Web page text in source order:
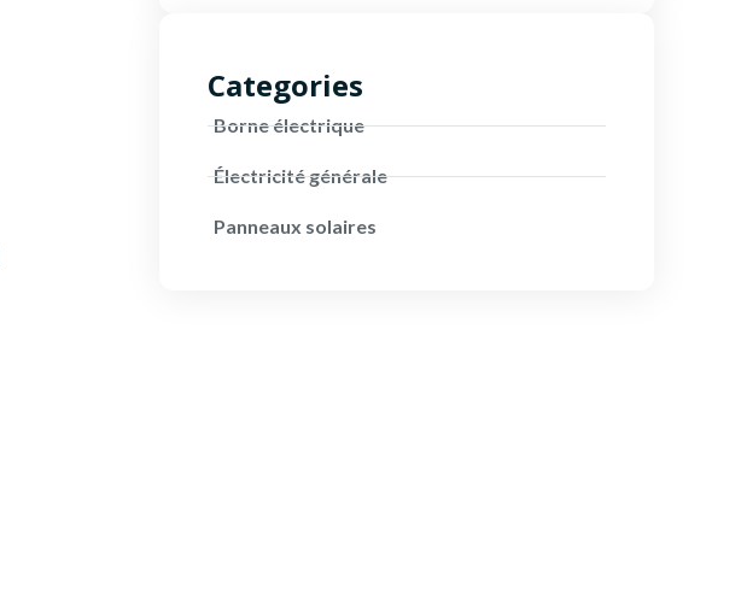
Categories
Borne électrique
Électricité générale
Panneaux solaires